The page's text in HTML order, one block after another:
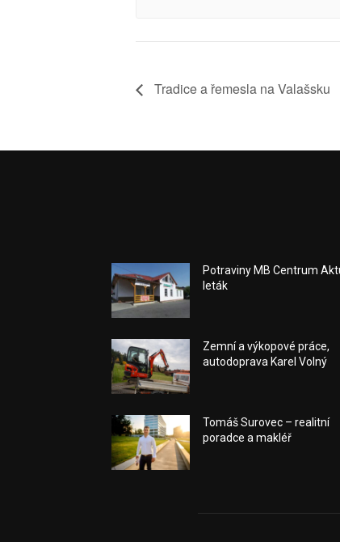
Tradice a řemesla na Valašsku
Potraviny MB Centrum
leták
Zemní a výkopové práce,
autodoprava Karel Volný
Tomáš Surovec – realitní
poradce a makléř